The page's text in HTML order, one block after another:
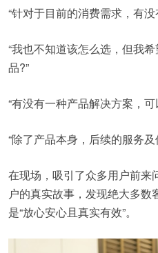
“针对于目前的消费需求，有
“我也不知道该怎么选，但我
品?”
“有没有一种产品解决方案，
“除了产品本身，后续的服务
在现场，吸引了众多用户前来
户的真实故事，发现绝大多
是“放心安心且真实有效”。